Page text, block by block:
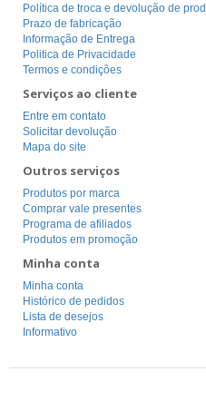
Política de troca e devolução de
Prazo de fabricação
Informação de Entrega
Politica de Privacidade
Termos e condições
Serviços ao cliente
Entre em contato
Solicitar devolução
Mapa do site
Outros serviços
Produtos por marca
Comprar vale presentes
Programa de afiliados
Produtos em promoção
Minha conta
Minha conta
Histórico de pedidos
Lista de desejos
Informativo